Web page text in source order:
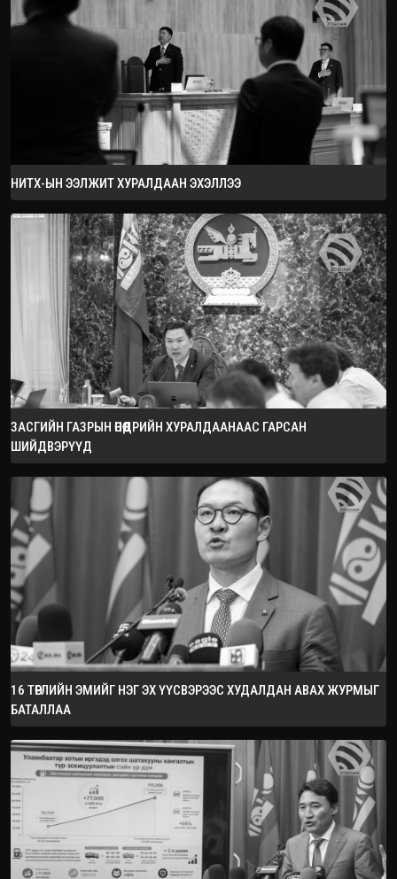
2026.08.08
НИТХ-ЫН ЭЭЛЖИТ ХУРАЛДААН ЭХЭЛЛЭЭ
ЗАСГИЙН ГАЗРЫН ӨНӨӨДРИЙН ХУРАЛДААНААС ГАРСАН
ШИЙДВЭРҮҮД
16 ТӨРЛИЙН ЭМИЙГ НЭГ ЭХ ҮҮСВЭРЭЭС ХУДАЛДАН АВАХ ЖУРМЫГ
БАТАЛЛАА